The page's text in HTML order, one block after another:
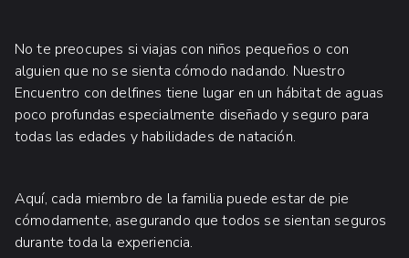
No te preocupes si viajas con niños pequeños o con
alguien que no se sienta cómodo nadando. Nuestro
Encuentro con delfines tiene lugar en un hábitat de aguas
poco profundas especialmente diseñado y seguro para
todas las edades y habilidades de natación.
Aquí, cada miembro de la familia puede estar de pie
cómodamente, asegurando que todos se sientan seguros
durante toda la experiencia.